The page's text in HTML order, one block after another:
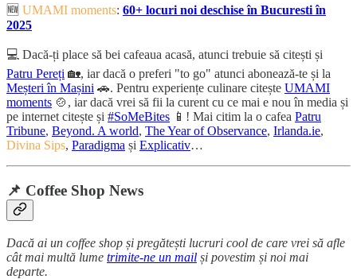
🆕 UMAMI moments: 60+ locuri noi deschise în Bucuresti în
2025
💻 Dacă-ți place să bei cafeaua acasă, atunci trebuie să citești și
Patru Pereți 🏡, iar dacă o preferi "to go" atunci abonează-te și la
Meșteri în Mașini 🚗. Pentru experiențe culinare citește UMAMI
moments 🍲, iar dacă vrei să fii la curent cu ce mai e nou în media și
pe internet citește și #SoMeBites 📱! Mai citim la o cafea Patru
Tribune, Beyond. A world, The Year of Observance, Irlanda.ie,
Divina Sips, Paradigma și Explicativ…
📌 Coffee Shop News
Dacă ai un coffee shop și pregătești lucruri cool de care vrei să afle
cât mai multă lume trimite-ne un mail și povestim și noi mai
departe.